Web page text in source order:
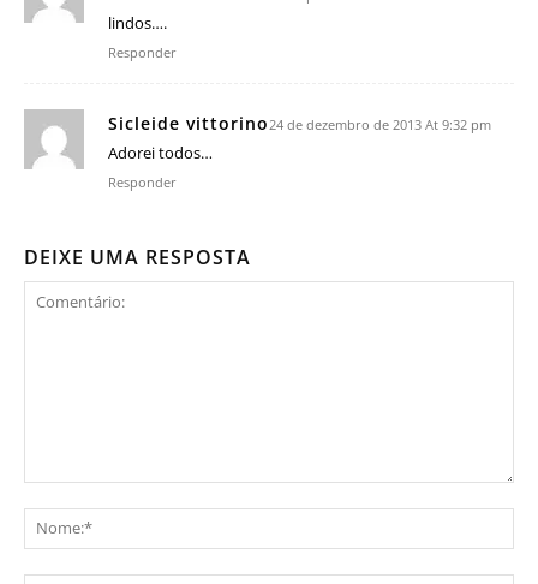
lindos….
Responder
Sicleide vittorino 24 de dezembro de 2013 At 9:32 pm
Adorei todos…
Responder
DEIXE UMA RESPOSTA